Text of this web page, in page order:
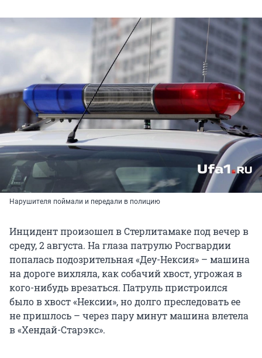
Нарушителя поймали и передали в полицию
Инцидент произошел в Стерлитамаке под вечер в
среду, 2 августа. На глаза патрулю Росгвардии
попалась подозрительная «Деу-Нексия» – машина
на дороге вихляла, как собачий хвост, угрожая в
кого-нибудь врезаться. Патруль пристроился
было в хвост «Нексии», но долго преследовать ее
не пришлось – через пару минут машина влетела
в «Хендай-Старэкс».